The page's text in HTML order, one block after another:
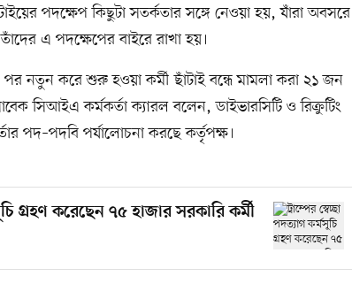
পদক্ষেপ কিছুটা সতর্কতার সঙ্গে নেওয়া হয়, যাঁরা অবসরে
এ পদক্ষেপের বাইরে রাখা হয়।
পর নতুন করে শুরু হওয়া কর্মী ছাঁটাই বন্ধে মামলা করা ২১ জন
সিআইএ কর্মকর্তা ক্যারল বলেন, ডাইভারসিটি ও রিক্রুটিং
পদ–পদবি পর্যালোচনা করছে কর্তৃপক্ষ।
গ্রহণ করেছেন ৭৫ হাজার সরকারি কর্মী